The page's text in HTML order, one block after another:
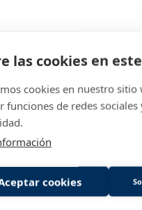
las cookies en
cookies en nuestro
funciones de redes
cookies
en